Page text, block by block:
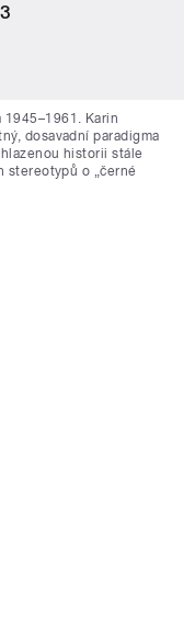
1945–1961. Karin
dosavadní paradigma
historii stále
stereotypů o „černé